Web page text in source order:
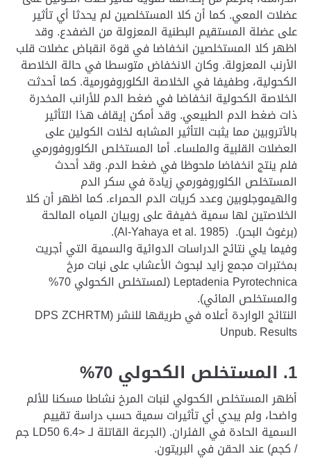
عضلات المعي. كما أن كلا المستخلصين لم يحدثا أي تأثير
على عضلة المستقيم البطنية المعزولة من الضفدع. وقد
اظهر كلا المستخلصين انخفاضا في قوة انقباض عضلات قلب
الأرنب المعزولة. وكان الانخفاض متوسطا في حالة الخلاصة
الكحولية، وطفيفا في الخلاصة الكلوروفورمية. كما أحدثت
الخلاصة الكحولية انخفاضا في ضغط الدم للأرانب المخدرة
ذات ضغط الدم الطبيعي. وقد أمكن إيقاف هذا التأثير
بالأتروبين مما يثبت التأثير المشابه لخلات الكولين على
العضلات القلبية والملساء. أما المستخلص الكلوروفورمي
فلم ينتج انخفاضا ملحوظا في ضغط الدم. وقد أحدث
المستخلص الكلوروفورمي زيادة في سكر الدم
والهيموجلوبين وعدد كريات الدم الحمراء. كما اظهر أن كلا
الخلاصتين لها سمية خفيفة على روبيان المياه المالحة
(برغوث البحر). (Al-Yahaya et al. 1985).
وفيما يلي نتائج الدراسات الدوائية والسمية التي أجريت
بمختبرات مجمع زايد لبحوث الأعشاب على نبات مرخ
Leptadenia Pyrotechnica (لمستخلص الكحولي 70%
والمستخلص المائي).
النتائج الواردة أعلاه في طريقها للنشر (DPS ZCHRTM
Unpub. Results
1. المستخلص الكحولي 70%
أظهر المستخلص الكحولي لنبات المرخ نشاطا مسكنا للألم
واضحا، ولم يبدي أي تأثيرات سمية حسب دراسة تقييم
السمية الحادة في الفئران. (الجرعة القاتلة لـ <LD50 6.4 جم
/ كجم) عند الحقن في البريتون.